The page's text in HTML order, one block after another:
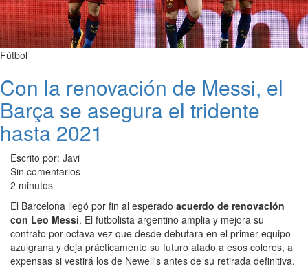
Fútbol
Con la renovación de Messi, el
Barça se asegura el tridente
hasta 2021
Escrito por: Javi
Sin comentarios
2 minutos
El Barcelona llegó por fin al esperado acuerdo de renovación
con Leo Messi. El futbolista argentino amplia y mejora su
contrato por octava vez que desde debutara en el primer equipo
azulgrana y deja prácticamente su futuro atado a esos colores, a
expensas si vestirá los de Newell's antes de su retirada definitiva.